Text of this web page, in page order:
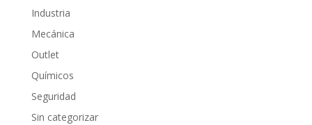
Industria
Mecánica
Outlet
Químicos
Seguridad
Sin categorizar